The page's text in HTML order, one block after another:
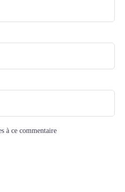
à ce commentaire